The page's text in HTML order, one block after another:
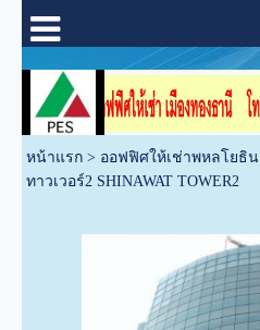
หน้าแรก > ออฟฟิศให้เช่าพหลโยธิน
ทาวเวอร์2 SHINAWAT TOWER2